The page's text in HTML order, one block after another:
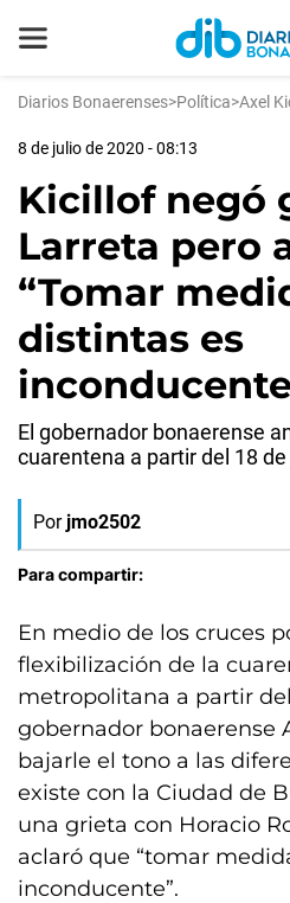
Diarios Bonaerenses>Política>Axel
8 de julio de 2020 - 08:13
Kicillof negó
Larreta pero
“Tomar
distintas es
El gobernador bonaerense
cuarentena a partir del 18
Por jmo2502
Para compartir:
En medio de los cruces
flexibilización de la
metropolitana a partir
gobernador bonaerense
bajarle el tono a las
existe con la Ciudad de
una grieta con Horacio
aclaró que “tomar
inconducente”.